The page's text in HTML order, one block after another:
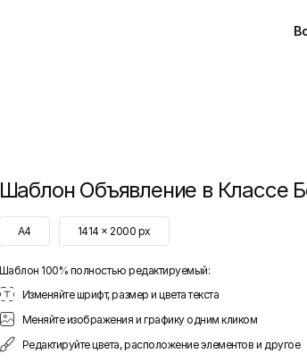
Шаблон Объявление в Классе
A4 1414 x2000 px
Шаблон 100% полностью редактируемый:
Изменяйте шрифт, размер и цвета текста
Меняйте изображения и графику одним кликом
Редактируйте цвета, расположение элементов и другое